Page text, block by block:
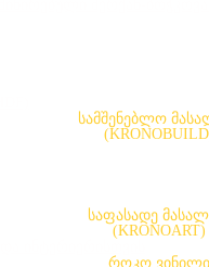
სამშენებლო
საფასადე
(KRONOART)
როკო ვინილი